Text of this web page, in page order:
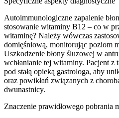
Autoimmunologiczne zapalenie
stosowanie witaminy B12 – co w
witaminę? Należy wówczas
domięśniową, monitorując poziom
Uszkodzenie błony śluzowej w
wchłanianie tej witaminy. Pacjent z
pod stałą opieką gastrologa, aby
oraz powikłań związanych z
dwunastnicy.
Znaczenie prawidłowego pobrania